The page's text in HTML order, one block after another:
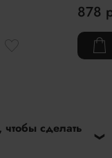
878
чтобы сделать